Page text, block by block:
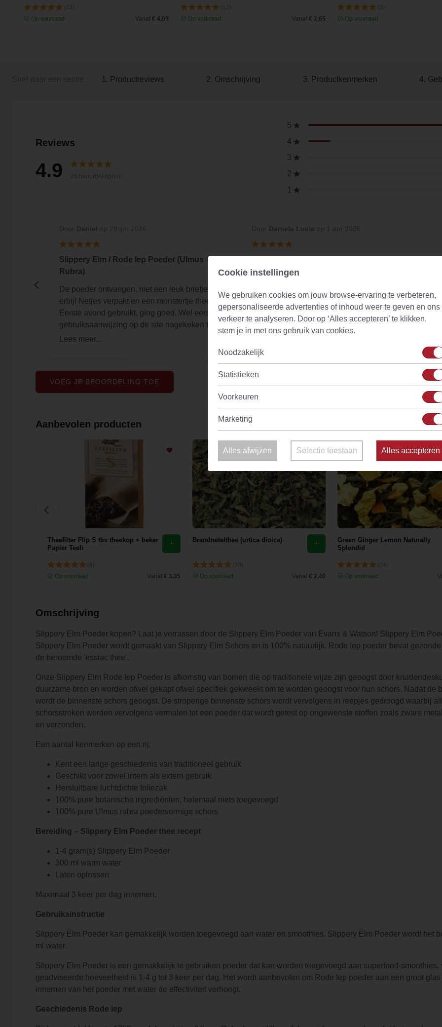
Op voorraad
Vanaf € 4,09
Op voorraad
Vanaf € 2,65
Op voorraad
1. Productreviews 2. Omschrijving 3. Productkenmerken 4.
Reviews
4.9
5
4
3
2
1
Slippery Elm / Rode Iep Poeder (Ulmus
Rubra)
De poeder ontvangen, met een leuk briefje
erbij! Netjes verpakt en een monstertje thee.
Eerste avond gebruikt, ging goed. Wel eerst
gebruiksaanwijzing op de site nagekeken te
hebben want die stond niet op de verpakking.
Erg blij mee!
[..] has been just a pain for so long until I
starting and I already feel relieved! And I am
glad I found Evans & Watson because they
have so many different products so I will be
trying some soon, nice and quick delivery and
it all feels well taken care of! Thank you!
VOEG JE BEOORDELING TOE
Aanbevolen producten
Theefilter Flip S tbv theekop + beker
Papier Teeli
Op voorraad
Vanaf € 3,35
Brandnetelthee (urtica dioica)
Op voorraad
Vanaf € 2,40
Green Ginger Lemon Naturally
Splendid
Op voorraad
Omschrijving
Slippery Elm Poeder kopen? Laat je verrassen door de Slippery Elm Poeder van Evans & Watson! Slippery Elm
Slippery Elm Poeder wordt gemaakt van Slippery Elm Schors en is 100% natuurlijk. Rode Iep poeder bevat
de beroemde 'essiac thee'.
Onze Slippery Elm Rode Iep Poeder is afkomstig van bomen die op traditionele wijze zijn geoogst door
duurzame bron en worden ofwel gekapt ofwel specifiek gekweekt om te worden geoogst voor hun schors. Nadat de
wordt de binnenste schors geoogst. De stroperige binnenste schors wordt vervolgens in reepjes gedroogd waarbij
schorsstroken worden vervolgens vermalen tot een poeder dat wordt getest op ongewenste stoffen zoals zware
en verzonden.
Een aantal kenmerken op een rij:
Kent een lange geschiedenis van traditioneel gebruik
Geschikt voor zowel intern als extern gebruik
Hersluitbare luchtdichte foliezak
100% pure botanische ingrediënten, helemaal niets toegevoegd
100% pure Ulmus rubra poedervormige schors
Bereiding – Slippery Elm Poeder thee recept
1-4 gram(s) Slippery Elm Poeder
300 ml warm water
Laten oplossen
Maximaal 3 keer per dag innemen.
Gebruiksinstructie
Slippery Elm Poeder kan gemakkelijk worden toegevoegd aan water en smoothies. Slippery Elm Poeder wordt het
ml water.
Slippery Elm Poeder is een gemakkelijk te gebruiken poeder dat kan worden toegevoegd aan superfood-
geadviseerde hoeveelheid is 1-4 g tot 3 keer per dag. Het wordt aanbevolen om Rode Iep poeder aan een groot
innemen van het poeder met water de effectiviteit verhoogt.
Geschiedenis Rode Iep
Cookie instellingen
We gebruiken cookies om jouw browse-ervaring te verbeteren,
gepersonaliseerde advertenties of inhoud weer te geven en ons
verkeer te analyseren. Door op ‘Alles accepteren’ te klikken,
stem je in met ons gebruik van cookies.
Noodzakelijk
Statistieken
Voorkeuren
Marketing
Alles afwijzen Selectie toestaan Alles accepteren